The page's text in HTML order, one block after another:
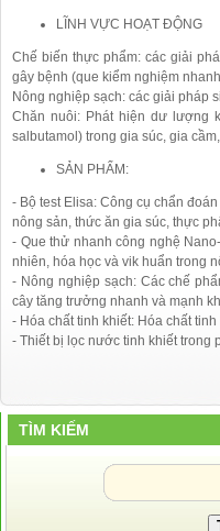
LĨNH VỰC HOẠT ĐỘNG
Chế biến thực phẩm: các giải
gây bệnh (que kiểm nghiệm
Nông nghiệp sạch: các giải pháp
Chăn nuôi: Phát hiện dư lượng
salbutamol) trong gia súc, gia
SẢN PHẨM:
- Bộ test Elisa: Công cụ chẩn
nông sản, thức ăn gia súc, thực
- Que thử nhanh công nghệ
nhiên, hóa học và vik huẩn trong
- Nông nghiệp sạch: Các chế
cây tăng trưởng nhanh và mạnh
- Hóa chất tinh khiết: Hóa chất
- Thiết bị lọc nước tinh khiết trong
TÌM KIẾM